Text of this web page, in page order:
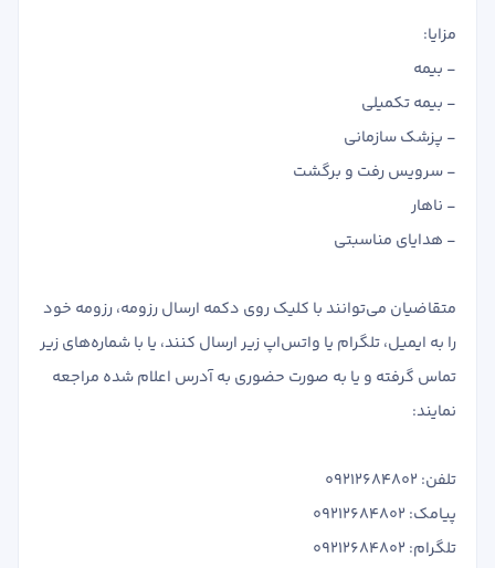
مزایا:
- بیمه
- بیمه تکمیلی
- پزشک سازمانی
- سرویس رفت و برگشت
- ناهار
- هدایای مناسبتی
متقاضیان می‌توانند با کلیک روی دکمه ارسال رزومه، رزومه خود
را به ایمیل، تلگرام یا واتس‌اپ زیر ارسال کنند، یا با شماره‌های زیر
تماس گرفته و یا به صورت حضوری به آدرس اعلام شده مراجعه
نمایند:
تلفن: 09212684802
پیامک: 09212684802
تلگرام: 09212684802